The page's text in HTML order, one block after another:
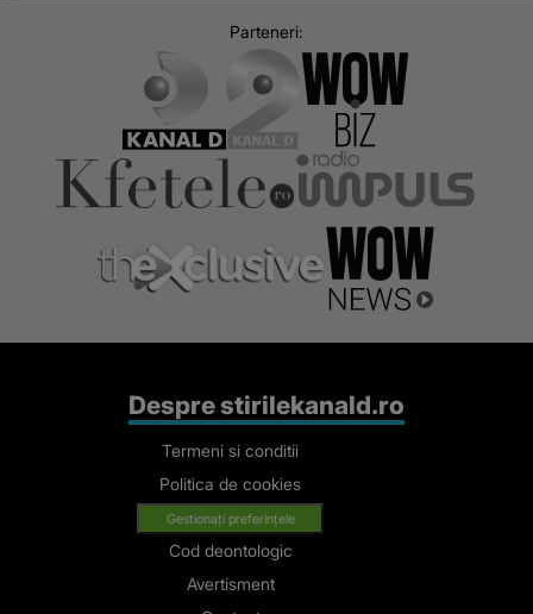
Parteneri:
Despre stirilekanald.ro
Termeni si conditii
Politica de cookies
Gestionați preferințele
Cod deontologic
Avertisment